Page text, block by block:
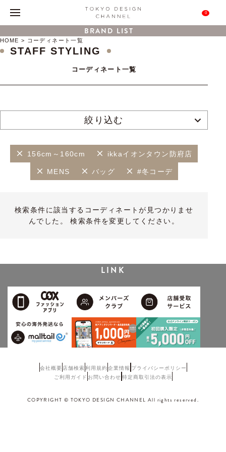
0
BRAND LIST
HOME コーディネート一覧
STAFF STYLING
コーディネート一覧
絞り込む
156cm～160cm ikkaイオンタウン防府店
MENS バッグ #冬コーデ
検索条件に該当するコーディネートが見つかりませ
んでした。 検索条件を変更してください。
LINK
会社概要 店舗検索利用規約企業情報 プライバシーポリシー
ご利用ガイド お問い合わせ 特定商取引法の表示
COPYRIGHT © TOKYO DESIGN CHANNEL All rights reserved.